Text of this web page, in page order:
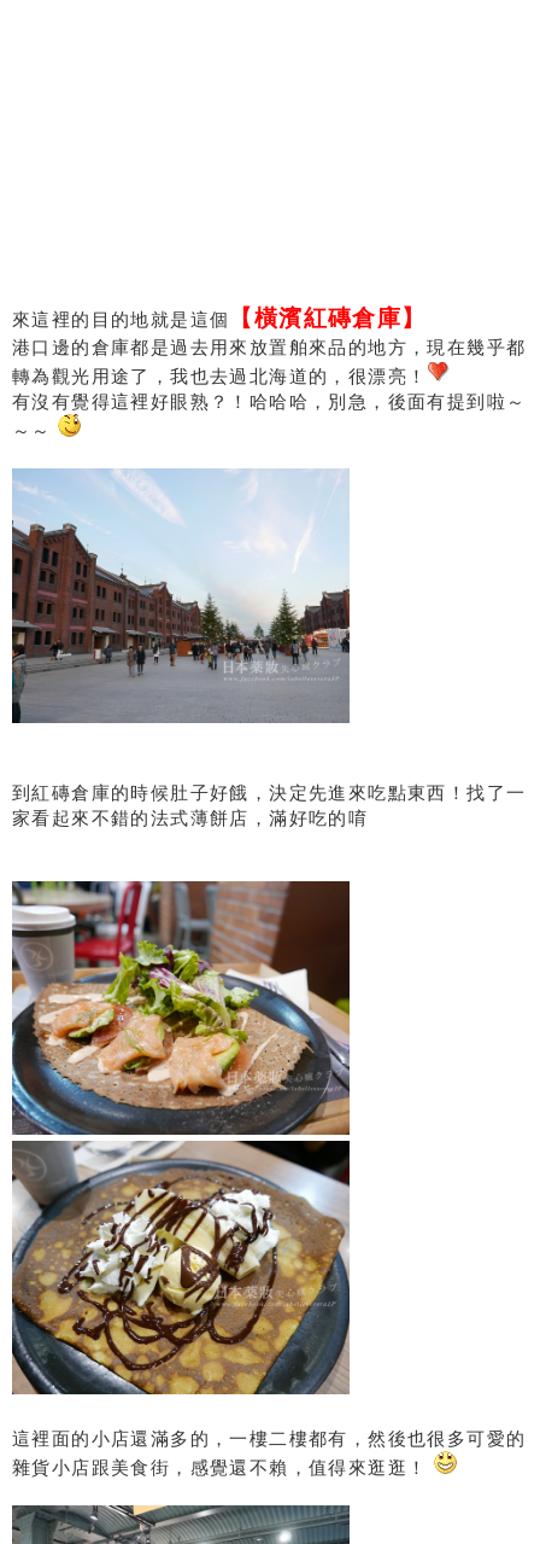
來這裡的目的地就是這個 【橫濱紅磚倉庫】
港口邊的倉庫都是過去用來放置舶來品的地方，現在幾乎都
轉為觀光用途了，我也去過北海道的，很漂亮！
有沒有覺得這裡好眼熟？！哈哈哈，別急，後面有提到啦～
～～
到紅磚倉庫的時候肚子好餓，決定先進來吃點東西！找了一
家看起來不錯的法式薄餅店，滿好吃的唷
這裡面的小店還滿多的，一樓二樓都有，然後也很多可愛的
雜貨小店跟美食街，感覺還不賴，值得來逛逛！